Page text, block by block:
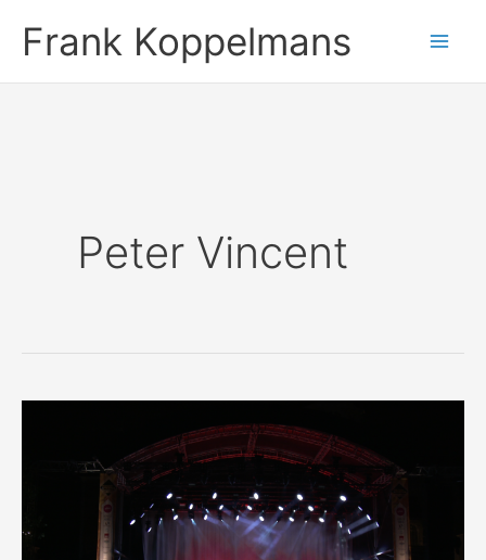
naar
de
Frank Koppelmans
Peter Vincent